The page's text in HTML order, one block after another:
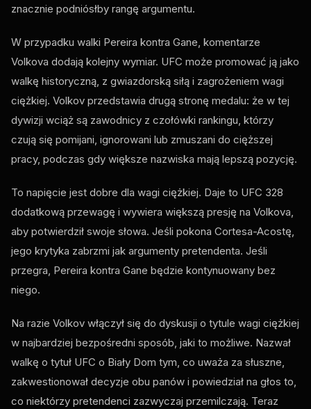
znacznie podniósłby rangę argumentu.
W przypadku walki Pereira kontra Gane, komentarze
Volkova dodają kolejny wymiar. UFC może promować ją jako
walkę historyczną, z gwiazdorską siłą i zagrożeniem wagi
ciężkiej. Volkov przedstawia drugą stronę medalu: że w tej
dywizji wciąż są zawodnicy z czołówki rankingu, którzy
czują się pomijani, ignorowani lub zmuszani do cięższej
pracy, podczas gdy większe nazwiska mają lepszą pozycję.
To napięcie jest dobre dla wagi ciężkiej. Daje to UFC 328
dodatkową przewagę i wywiera większą presję na Volkova,
aby potwierdził swoje słowa. Jeśli pokona Cortesa-Acostę,
jego krytyka zabrzmi jak argumenty pretendenta. Jeśli
przegra, Pereira kontra Gane będzie kontynuowany bez
niego.
Na razie Volkov włączył się do dyskusji o tytule wagi ciężkiej
w najbardziej bezpośredni sposób, jaki to możliwe. Nazwał
walkę o tytuł UFC o Biały Dom tym, co uważa za słuszne,
zakwestionował decyzje obu panów i powiedział na głos to,
co niektórzy pretendenci zazwyczaj przemilczają. Teraz